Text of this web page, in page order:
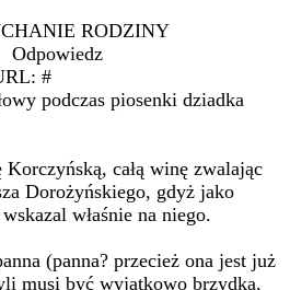
RODZINY
#
podczas piosenki dziadka
Korczyńską, całą winę zwalając
Dorożyńskiego, gdyż jako
właśnie na niego.
(panna? przecież ona jest już
musi być wyjątkowo brzydka,